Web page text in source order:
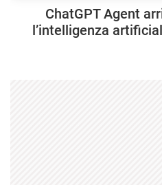
ChatGPT Agent
l’intelligenza